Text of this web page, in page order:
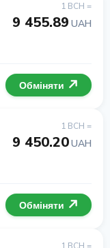
1 BCH =
9 455.89 UAH
Обміняти
1 BCH =
9 450.20UAH
Обміняти